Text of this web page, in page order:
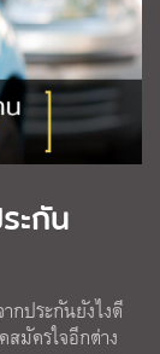
ะกัน
กประกันยังไงดี
มัครใจอีกต่าง